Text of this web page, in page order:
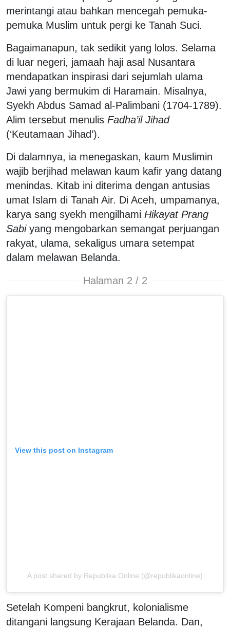
merintangi atau bahkan mencegah pemuka-
pemuka Muslim untuk pergi ke Tanah Suci.
Bagaimanapun, tak sedikit yang lolos. Selama
di luar negeri, jamaah haji asal Nusantara
mendapatkan inspirasi dari sejumlah ulama
Jawi yang bermukim di Haramain. Misalnya,
Syekh Abdus Samad al-Palimbani (1704-1789).
Alim tersebut menulis Fadha’il Jihad
(‘Keutamaan Jihad’).
Di dalamnya, ia menegaskan, kaum Muslimin
wajib berjihad melawan kaum kafir yang datang
menindas. Kitab ini diterima dengan antusias
umat Islam di Tanah Air. Di Aceh, umpamanya,
karya sang syekh mengilhami Hikayat Prang
Sabiyang mengobarkan semangat perjuangan
rakyat, ulama, sekaligus umara setempat
dalam melawan Belanda.
Halaman 2 / 2
View this post on Instagram
A post shared by Republika Online (@republikaonline)
Setelah Kompeni bangkrut, kolonialisme
ditangani langsung Kerajaan Belanda. Dan,